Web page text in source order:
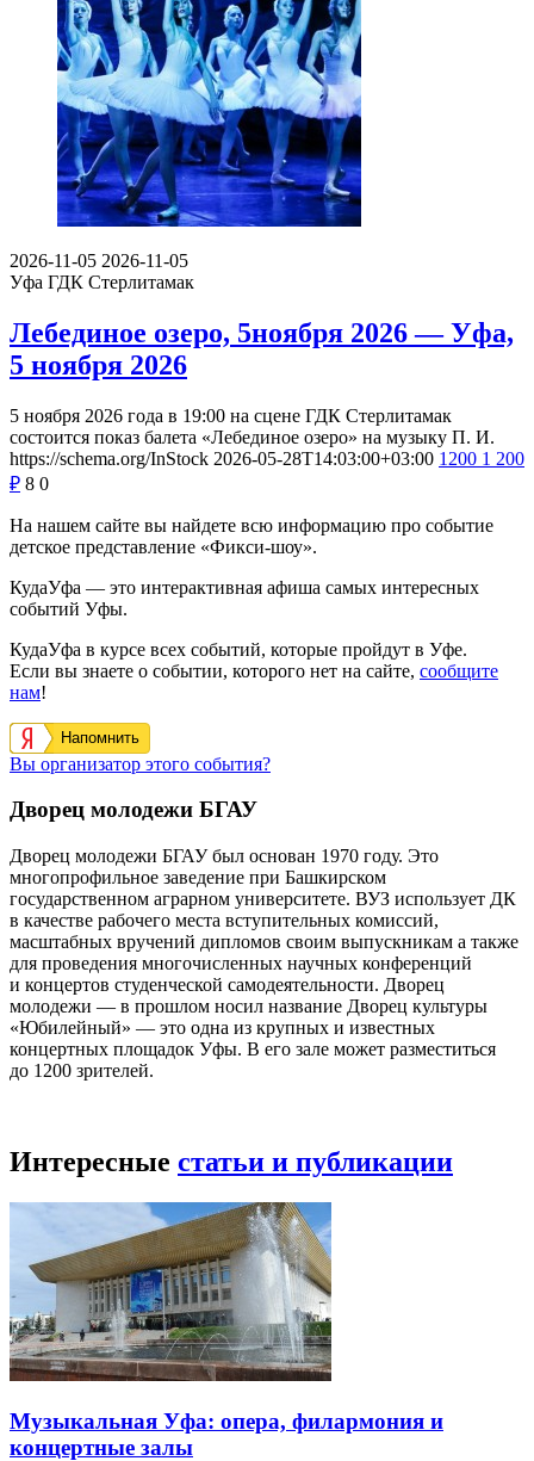
2026-11-05 2026-11-05
Уфа ГДК Стерлитамак
Лебединое озеро, 5ноября 2026 — Уфа,
5 ноября 2026
5 ноября 2026 года в 19:00 на сцене ГДК Стерлитамак
состоится показ балета «Лебединое озеро» на музыку П. И.
https://schema.org/InStock 2026-05-28T14:03:00+03:00 1200 1 200
₽ 8 0
На нашем сайте вы найдете всю информацию про событие
детское представление «Фикси-шоу».
КудаУфа — это интерактивная афиша самых интересных
событий Уфы.
КудаУфа в курсе всех событий, которые пройдут в Уфе.
Если вы знаете о событии, которого нет на сайте, сообщите
нам!
Напомнить
Вы организатор этого события?
Дворец молодежи БГАУ
Дворец молодежи БГАУ был основан 1970 году. Это
многопрофильное заведение при Башкирском
государственном аграрном университете. ВУЗ использует ДК
в качестве рабочего места вступительных комиссий,
масштабных вручений дипломов своим выпускникам а также
для проведения многочисленных научных конференций
и концертов студенческой самодеятельности. Дворец
молодежи — в прошлом носил название Дворец культуры
«Юбилейный» — это одна из крупных и известных
концертных площадок Уфы. В его зале может разместиться
до 1200 зрителей.
Интересные статьи и публикации
Музыкальная Уфа: опера, филармония и
концертные залы